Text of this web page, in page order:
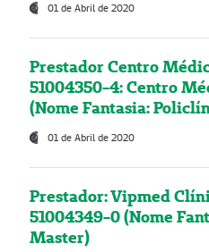
01 de Abril de 2020
Prestador Centro
51004350-4: Centro
(Nome Fantasia:
01 de Abril de 2020
Prestador: Vipmed
51004349-0 (Nome
Master)